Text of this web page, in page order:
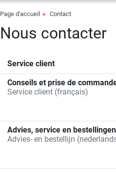
Page d'accueil Contact
Nous contacter
Service client
Conseils et prise de
Service client (français)
Advies, service en bestellingen
Advies- en bestellijn